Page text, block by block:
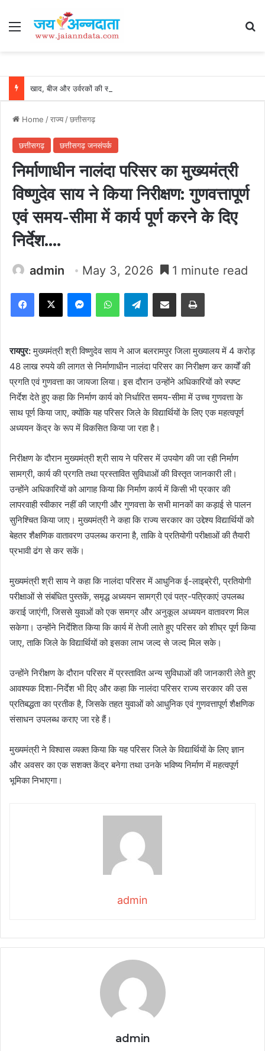
Menu
Home /राज्य/छत्तीसगढ़
छत्तीसगढ़ छत्तीसगढ़ जनसंपर्क
निर्माणाधीन नालंदा परिसर का मुख्यमंत्री
विष्णुदेव साय ने किया निरीक्षण: गुणवत्तापूर्ण
एवं समय-सीमा में कार्य पूर्ण करने के दिए
निर्देश….
admin May 3, 2026 1 minute read
Facebook
X MessengerWhatsAppTelegramShare via Email Print
रायपुर:मुख्यमंत्री श्री विष्णुदेव साय ने आज बलरामपुर जिला मुख्यालय में 4 करोड़
48 लाख रुपये की लागत से निर्माणाधीन नालंदा परिसर का निरीक्षण कर कार्यों की
प्रगति एवं गुणवत्ता का जायजा लिया। इस दौरान उन्होंने अधिकारियों को स्पष्ट
निर्देश देते हुए कहा कि निर्माण कार्य को निर्धारित समय-सीमा में उच्च गुणवत्ता के
साथ पूर्ण किया जाए, क्योंकि यह परिसर जिले के विद्यार्थियों के लिए एक महत्वपूर्ण
अध्ययन केंद्र के रूप में विकसित किया जा रहा है।
निरीक्षण के दौरान मुख्यमंत्री श्री साय ने परिसर में उपयोग की जा रही निर्माण
सामग्री, कार्य की प्रगति तथा प्रस्तावित सुविधाओं की विस्तृत जानकारी ली।
उन्होंने अधिकारियों को आगाह किया कि निर्माण कार्य में किसी भी प्रकार की
लापरवाही स्वीकार नहीं की जाएगी और गुणवत्ता के सभी मानकों का कड़ाई से पालन
सुनिश्चित किया जाए। मुख्यमंत्री ने कहा कि राज्य सरकार का उद्देश्य विद्यार्थियों को
बेहतर शैक्षणिक वातावरण उपलब्ध कराना है, ताकि वे प्रतियोगी परीक्षाओं की तैयारी
प्रभावी ढंग से कर सकें।
मुख्यमंत्री श्री साय ने कहा कि नालंदा परिसर में आधुनिक ई-लाइब्रेरी, प्रतियोगी
परीक्षाओं से संबंधित पुस्तकें, समृद्ध अध्ययन सामग्री एवं पत्र-पत्रिकाएं उपलब्ध
कराई जाएंगी, जिससे युवाओं को एक समग्र और अनुकूल अध्ययन वातावरण मिल
सकेगा। उन्होंने निर्देशित किया कि कार्य में तेजी लाते हुए परिसर को शीघ्र पूर्ण किया
जाए, ताकि जिले के विद्यार्थियों को इसका लाभ जल्द से जल्द मिल सके।
उन्होंने निरीक्षण के दौरान परिसर में प्रस्तावित अन्य सुविधाओं की जानकारी लेते हुए
आवश्यक दिशा-निर्देश भी दिए और कहा कि नालंदा परिसर राज्य सरकार की उस
प्रतिबद्धता का प्रतीक है, जिसके तहत युवाओं को आधुनिक एवं गुणवत्तापूर्ण शैक्षणिक
संसाधन उपलब्ध कराए जा रहे हैं।
मुख्यमंत्री ने विश्वास व्यक्त किया कि यह परिसर जिले के विद्यार्थियों के लिए ज्ञान
और अवसर का एक सशक्त केंद्र बनेगा तथा उनके भविष्य निर्माण में महत्वपूर्ण
भूमिका निभाएगा।
admin
admin